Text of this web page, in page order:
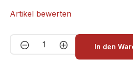
Artikel bewerten
Produkt Anzahl: Gib
In den